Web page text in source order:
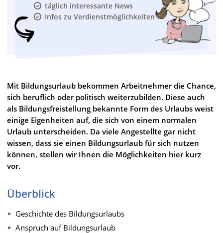
täglich interessante News
Infos zu Verdienstmöglichkeiten
Mit Bildungsurlaub bekommen Arbeitnehmer die Chance,
sich beruflich oder politisch weiterzubilden. Diese auch
als Bildungsfreistellung bekannte Form des Urlaubs weist
einige Eigenheiten auf, die sich von einem normalen
Urlaub unterscheiden. Da viele Angestellte gar nicht
wissen, dass sie einen Bildungsurlaub für sich nutzen
können, stellen wir Ihnen die Möglichkeiten hier kurz
vor.
Überblick
Geschichte des Bildungsurlaubs
Anspruch auf Bildungsurlaub